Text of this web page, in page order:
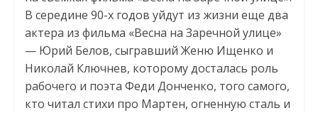
В середине 90-х годов уйдут из жизни еще два
актера из фильма «Весна на Заречной улице»
— Юрий Белов, сыгравший Женю Ищенко и
Николай Ключнев, которому досталась роль
рабочего и поэта Феди Донченко, того самого,
кто читал стихи про Мартен, огненную сталь и